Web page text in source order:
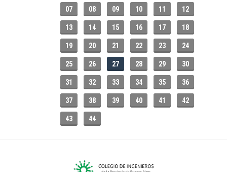
07 08 09 10 11 12
13 14 15 16 17 18
19 20 21 22 23 24
25 26 27 28 29 30
31 32 33 34 35 36
37 38 39 40 41 42
43 44